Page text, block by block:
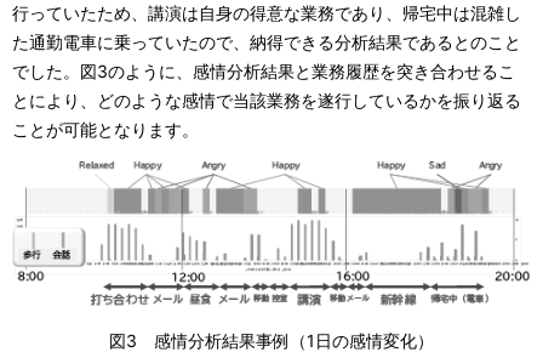
行っていたため、講演は自身の得意な業務であり、帰宅中は混雑し
た通勤電車に乗っていたので、納得できる分析結果であるとのこと
でした。図3のように、感情分析結果と業務履歴を突き合わせるこ
とにより、どのような感情で当該業務を遂行しているかを振り返る
ことが可能となります。
図3 感情分析結果事例（1日の感情変化）